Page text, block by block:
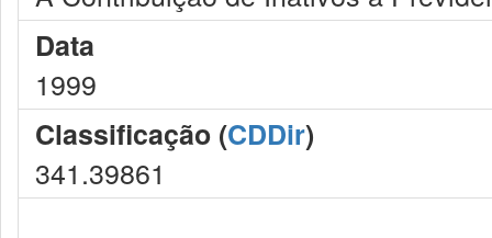
Data
1999
Classificação (CDDir)
341.39861